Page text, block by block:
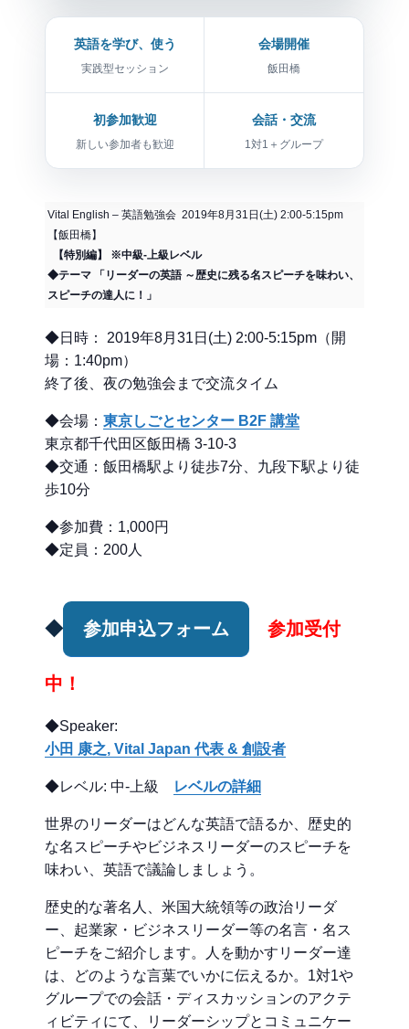
英語を学び、使う
実践型セッション
会場開催
飯田橋
初参加歓迎
新しい参加者も歓迎
会話・交流
1対1＋グループ
Vital English – 英語勉強会 2019年8月31日(土) 2:00-5:15pm
【飯田橋】
【特別編】 ※中級-上級レベル
◆テーマ 「リーダーの英語 ～歴史に残る名スピーチを味わい、
スピーチの達人に！」
◆日時： 2019年8月31日(土) 2:00-5:15pm（開
場：1:40pm）
終了後、夜の勉強会まで交流タイム
◆会場： 東京しごとセンター B2F 講堂
東京都千代田区飯田橋 3-10-3
◆交通：飯田橋駅より徒歩7分、九段下駅より徒
歩10分
◆参加費：1,000円
◆定員：200人
◆ 参加申込フォーム 参加受付
中！
◆Speaker:
小田 康之, Vital Japan 代表 & 創設者
◆レベル: 中-上級 レベルの詳細
世界のリーダーはどんな英語で語るか、歴史的
な名スピーチやビジネスリーダーのスピーチを
味わい、英語で議論しましょう。
歴史的な著名人、米国大統領等の政治リーダ
ー、起業家・ビジネスリーダー等の名言・名ス
ピーチをご紹介します。人を動かすリーダー達
は、どのような言葉でいかに伝えるか。1対1や
グループでの会話・ディスカッションのアクテ
ィビティにて、リーダーシップとコミュニケー